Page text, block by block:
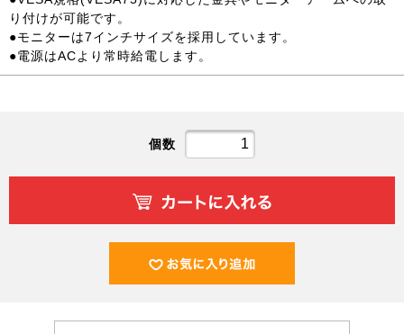
り付けが可能です。
●モニターは7インチサイズを採用しています。
●電源はACより常時給電します。
個数